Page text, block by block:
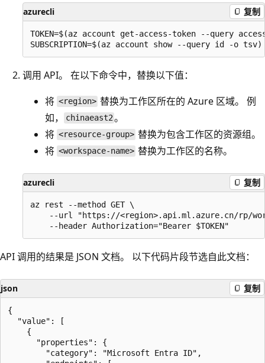
azurecli 复制
TOKEN=$(az account get-access-token --query
调用 API。 在以下命令中，替换以下值：
将 <region> 替换为工作区所在的 Azure 区域。 例
如，
chinaeast2。
将 <resource-group> 替换为包含工作区的资源组。
将 <workspace-name> 替换为工作区的名称。
azurecli 复制
az rest --method GET \
--url "https://<region>.api.ml.azure.cn/rp/
API 调用的结果是 JSON 文档。 以下代码片段节选自此文档：
json 复制
{
  "value": [
    {
      "properties": {
        "category": "Microsoft Entra ID",